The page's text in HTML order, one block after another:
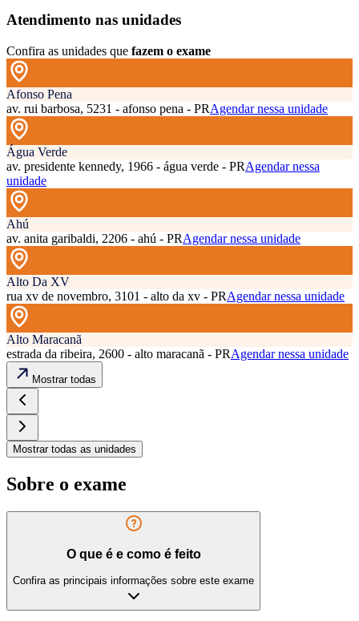
Atendimento nas unidades
Confira as unidades que fazem o exame
Afonso Pena
av. rui barbosa, 5231 - afonso pena - PRAgendar nessa unidade
Água Verde
av. presidente kennedy, 1966 - água verde - PRAgendar nessa
unidade
Ahú
av. anita garibaldi, 2206 - ahú - PRAgendar nessa unidade
Alto Da XV
rua xv de novembro, 3101 - alto da xv - PRAgendar nessa unidade
Alto Maracanã
estrada da ribeira, 2600 - alto maracanã - PRAgendar nessa unidade
Mostrar todas
Mostrar todas as unidades
Sobre o exame
O que é e como é feito
Confira as principais informações sobre este exame